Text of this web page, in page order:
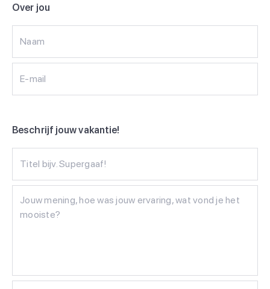
Over jou
Naam
E-mail
Beschrijf jouw vakantie!
Titel bijv. Supergaaf!